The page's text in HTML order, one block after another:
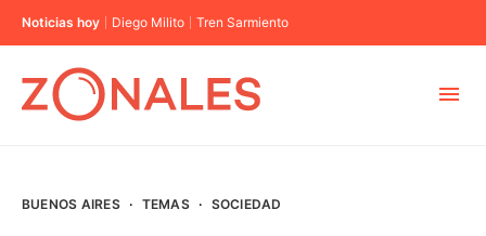
Noticias hoy Diego Milito Tren Sarmiento
BUENOS AIRES · TEMAS · SOCIEDAD